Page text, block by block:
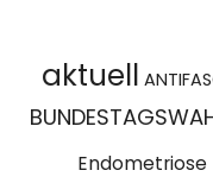
aktuell
Endometriose